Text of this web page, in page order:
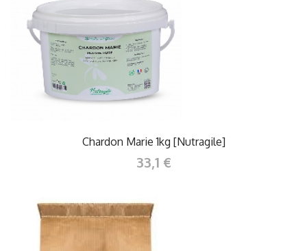
Chardon Marie 1kg [Nutragile]
33,1 €